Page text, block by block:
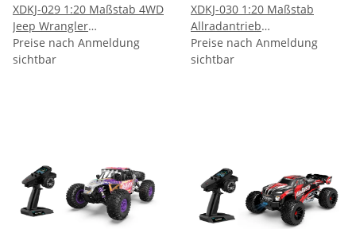
XDKJ-029 1:20 Maßstab 4WD
Jeep Wrangler
Hochgeschwindigkeits-
Modellauto
Preise nach Anmeldung
sichtbar
XDKJ-030 1:20 Maßstab
Allradantrieb
Hochgeschwindigkeits-Hot
Rod
Preise nach Anmeldung
sichtbar